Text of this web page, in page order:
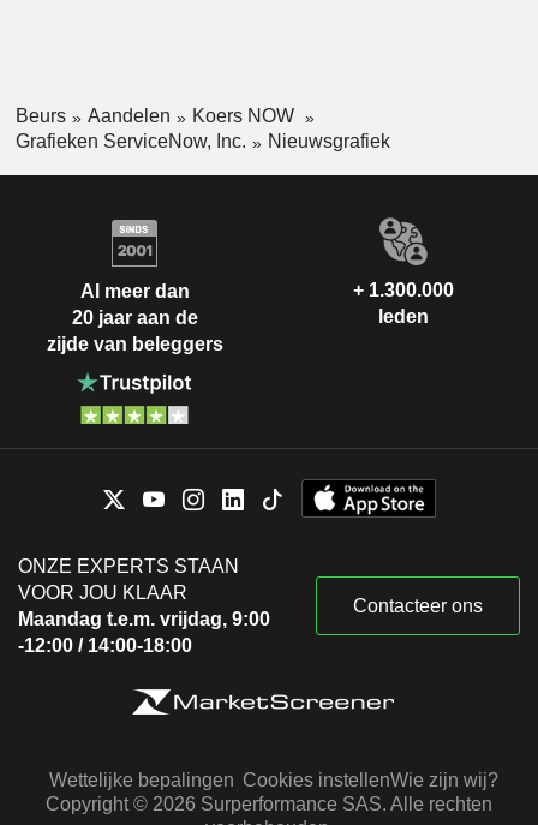
Beurs Aandelen
Koers NOW
Grafieken ServiceNow, Inc.
Nieuwsgrafiek
Al meer dan
20 jaar aan de
zijde van beleggers
+ 1.300.000
leden
ONZE EXPERTS STAAN
VOOR JOU KLAAR
Maandag t.e.m. vrijdag, 9:00
-12:00 / 14:00-18:00
Contacteer ons
Wettelijke bepalingen Cookies instellenWie zijn wij?
Copyright © 2026 Surperformance SAS. Alle rechten